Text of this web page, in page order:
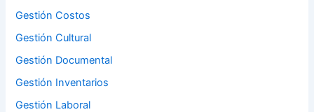
Gestión Costos
Gestión Cultural
Gestión Documental
Gestión Inventarios
Gestión Laboral